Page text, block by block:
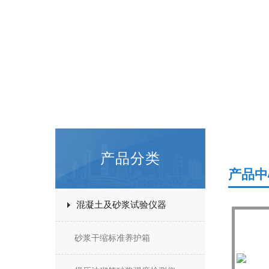
产品分类
混凝土及砂浆试验仪器
砂浆干缩标准养护箱
产品